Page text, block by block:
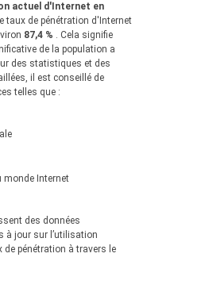
actuel d'Internet en
taux de pénétration d'Internet
87,4 % . Cela signifie
de la population a
des statistiques et des
il est conseillé de
telles que :
monde Internet
des données
à jour sur l’utilisation
de pénétration à travers le